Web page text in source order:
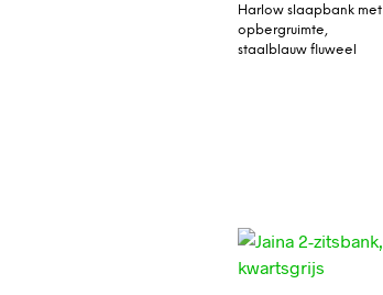
Harlow slaapbank met
opbergruimte,
staalblauw fluweel